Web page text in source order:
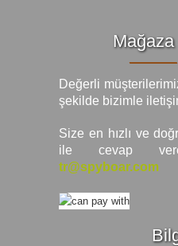
Değerli
şekilde bizimle
Size en hızlı ve
ile cevap
tr@spyboar.com